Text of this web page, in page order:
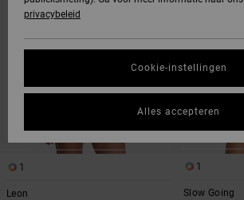
1
Leon
1
Slow Going
privacybeleid
Cookie-instellingen
Alles accepteren